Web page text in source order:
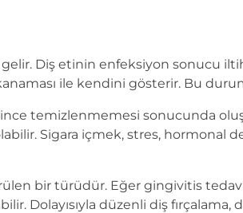
gelir. Diş etinin enfeksiyon sonucu
ile kendini gösterir. Bu
temizlenmemesi sonucunda
Sigara içmek, stres, hormonal
bir türüdür. Eğer gingivitis
Dolayısıyla düzenli diş